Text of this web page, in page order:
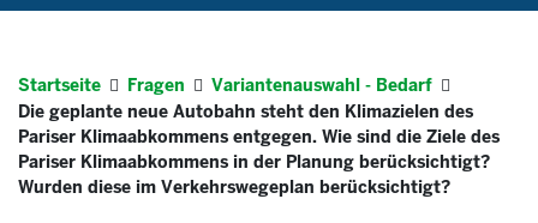
Startseite Fragen
Variantenauswahl - Bedarf
Die geplante neue Autobahn steht den Klimazielen des
Pariser Klimaabkommens entgegen. Wie sind die Ziele des
Pariser Klimaabkommens in der Planung berücksichtigt?
Wurden diese im Verkehrswegeplan berücksichtigt?